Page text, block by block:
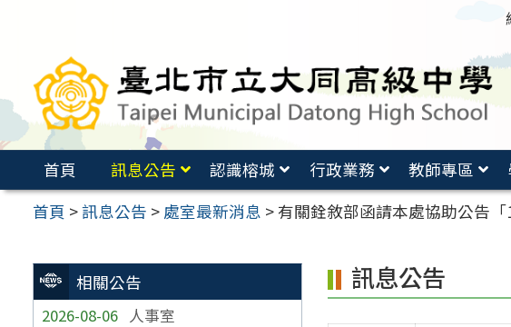
要
容
首頁 訊息公告 認識榕城 行政業務 教師專區
首頁 >訊息公告 > 處室最新消息 > 有關銓敘部函請本處協助公告
相關公告
2026-08-06 人事室
訊息公告